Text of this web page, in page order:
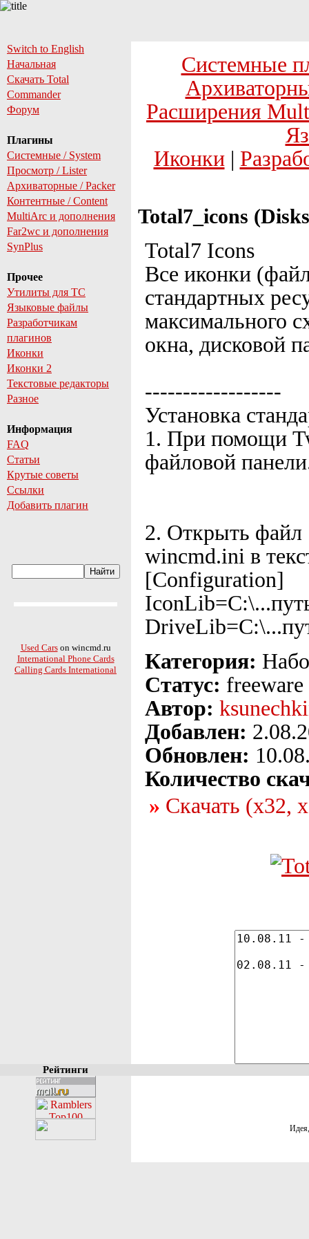
Switch to English
Начальная
Скачать Total
Commander
Форум
Плагины
Системные / System
Просмотр / Lister
Архиваторные / Packer
Контентные / Content
MultiArc и дополнения
Far2wc и дополнения
SynPlus
Прочее
Утилиты для TC
Языковые файлы
Разработчикам
плагинов
Иконки
Иконки 2
Текстовые редакторы
Разное
Информация
FAQ
Статьи
Крутые советы
Ссылки
Добавить плагин
Used Carson wincmd.ru
International Phone Cards
Calling Cards International
Системные
Расширения
Иконки|
Total7_icons
Total7 Icons
Все иконки
стандартных
максимального
окна, дисковой
------------------
Установка
1. При помощи
файловой
2. Открыть файл
wincmd.ini в
[Configuration]
Категория:
Статус: freeware
Автор:
Добавлен:
Обновлен:
Количество
Скачать (x32,
Рейтинги